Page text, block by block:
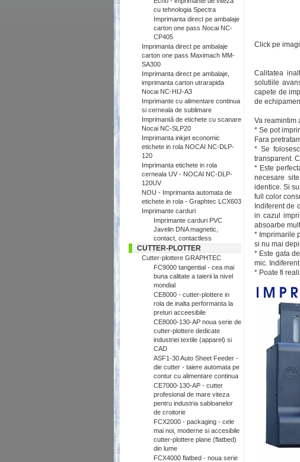
cu tehnologia Spectra
Imprimanta direct pe ambalaje
carton one pass Nocai NC-
CP405
Imprimanta direct pe ambalaje
carton one pass Maximach MM-
SA300
Imprimanta direct pe ambalaje,
imprimanta carton utrarapida
Nocai NC-HIJ-A3
Imprimante cu alimentare continua
si cerneala de sublimare
Imprimantă de etichete cu scanare
Nocai NC-SLP20
Imprimanta inkjet economic
etichete in rola NOCAI NC-DLP-
120
Imprimanta etichete in rola
cerneala UV - NOCAI NC-DLP-
120UV
NOU - Imprimanta automata de
etichete in rola - Graphtec LCX603
Imprimante carduri
Imprimante carduri PVC
Javelin DNA magnetic,
contact, contactless
CUTTER-PLOTTER
Cutter-plottere GRAPHTEC
FC9000 tangential - cea mai
buna calitate a taierii la nivel
mondial
CE8000 - cutter-plottere in
rola de inalta performanta la
preturi acceesibile
CE8000-130-AP noua serie de
cutter-plottere dedicate
industriei textile (apparel) si
CAD
ASF1-30 Auto Sheet Feeder -
die cutter - taiere automata pe
contur cu alimentare continua
CE7000-130-AP - cutter
profesional de mare viteza
pentru industria sabloanelor
de croitorie
FCX2000 - packaging - cele
mai noi, moderne si accesibile
cutter-plottere plane (flatbed)
din lume
FCX4000 flatbed - noua serie
Click pe
Calitatea
solutiile
capete de
de
Va reamintim
* Se pot
Fara
* Se
transparent.
* Este
necesare
identice. Si
full color
Indiferent de
in cazul
absoarbe
* Imprimarile
si nu mai
* Este gata
mic.
* Poate fi